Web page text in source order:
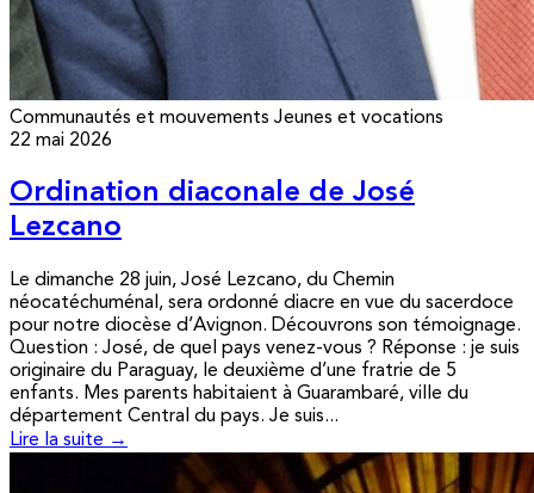
Communautés et mouvements Jeunes et vocations
22 mai 2026
Ordination diaconale de José
Lezcano
Le dimanche 28 juin, José Lezcano, du Chemin
néocatéchuménal, sera ordonné diacre en vue du sacerdoce
pour notre diocèse d’Avignon. Découvrons son témoignage.
Question : José, de quel pays venez-vous ? Réponse : je suis
originaire du Paraguay, le deuxième d’une fratrie de 5
enfants. Mes parents habitaient à Guarambaré, ville du
département Central du pays. Je suis...
Lire la suite →